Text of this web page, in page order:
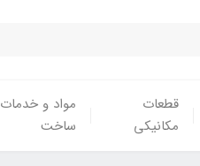
قطعات
مکانیکی
مواد و خدمات
ساخت